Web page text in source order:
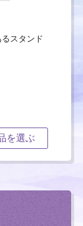
スタンド
を選ぶ